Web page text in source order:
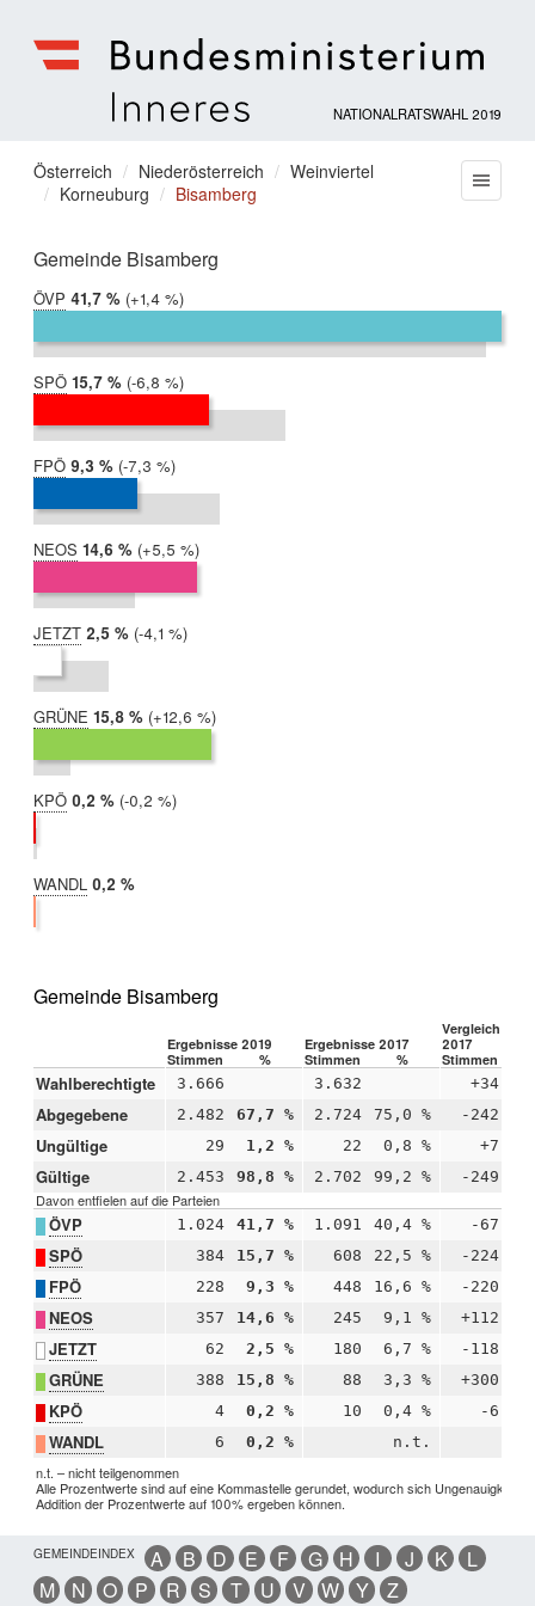
für
Inneres
NATIONALRATSWAHL 2019
Sie
befinden
hier:
Österreich Niederösterreich
Weinviertel
Korneuburg
Bisamberg
Gemeinde Bisamberg
ÖVP 2019:
41,7 %
2017:
40,4 %
Differenz:
+1,4 %
SPÖ 2019:
15,7 %
2017:
22,5 %
Differenz:
-6,8 %
FPÖ 2019:
9,3 %
2017:
16,6 %
Differenz:
-7,3 %
NEOS 2019:
14,6 %
2017:
9,1 %
Differenz:
+5,5 %
JETZT 2019:
2,5 %
2017:
6,7 %
Differenz:
-4,1 %
GRÜNE 2019:
15,8 %
2017:
3,3 %
Differenz:
+12,6 %
KPÖ 2019:
0,2 %
2017:
0,4 %
Differenz:
-0,2 %
WANDL 2019:
0,2 %
Gemeinde Bisamberg
Ergebnisse 2019 Ergebnisse 2017
Vergleich
2017
Stimmen
% Stimmen % Stimmen
Wahlberechtigte 3.666 3.632 +34
Abgegebene 2.482 67,7 % 2.724 75,0 % -242
Ungültige 29 1,2 % 22 0,8 % +7
Gültige 2.453 98,8 % 2.702 99,2 % -249
Davon entfielen auf die Parteien
ÖVP 1.024 41,7 % 1.091 40,4 % -67
SPÖ 384 15,7 % 608 22,5 % -224
FPÖ 228 9,3 % 448 16,6 % -220
NEOS 357 14,6 % 245 9,1 % +112
JETZT 62 2,5 % 180 6,7 % -118
GRÜNE 388 15,8 % 88 3,3 % +300
KPÖ 4 0,2 % 10 0,4 % -6
WANDL 6 0,2 % n.t.
n.t. – nicht teilgenommen
Alle Prozentwerte sind auf eine Kommastelle gerundet, wodurch sich
Addition der Prozentwerte auf 100% ergeben können.
GEMEINDEINDEX A B D E F G H I J K
L
M
N O P R S T U V W Y Z